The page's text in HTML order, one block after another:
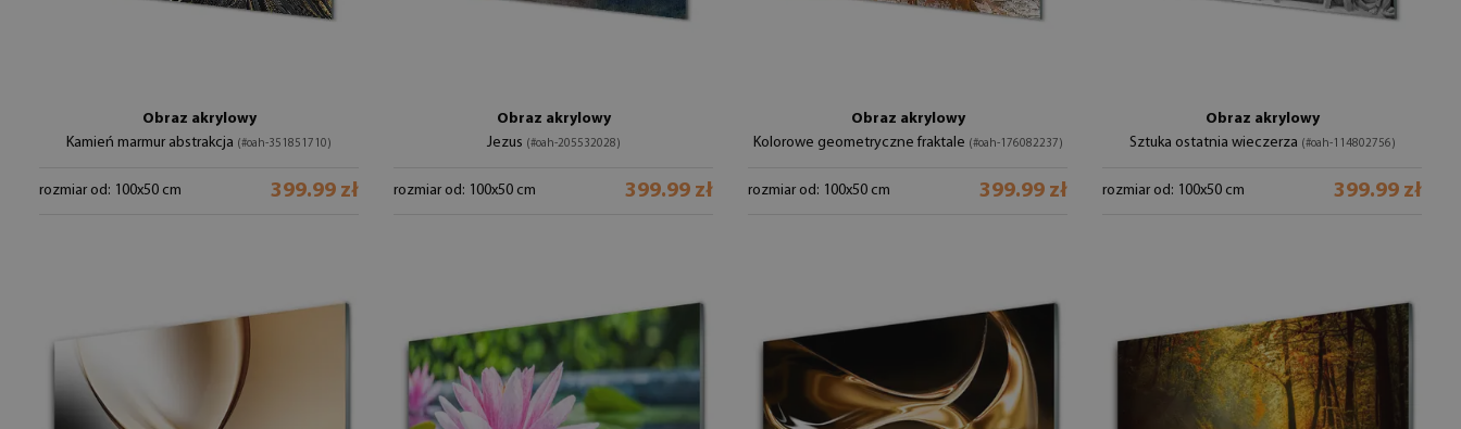
Obraz akrylowy
Kamień marmur abstrakcja (#oah-351851710)
rozmiar od: 100x50 cm 399.99 zł
Obraz akrylowy
Jezus (#oah-205532028)
rozmiar od: 100x50 cm 399.99 zł
Obraz akrylowy
Kolorowe geometryczne fraktale (#oah-176082237)
rozmiar od: 100x50 cm 399.99 zł
Obraz akrylowy
Sztuka ostatnia wieczerza (#oah-114802756)
rozmiar od: 100x50 cm 399.99 zł